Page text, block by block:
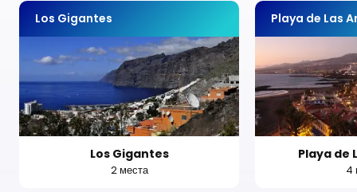
Los Gigantes
Los Gigantes
2 места
Playa de Las
Playa de
4